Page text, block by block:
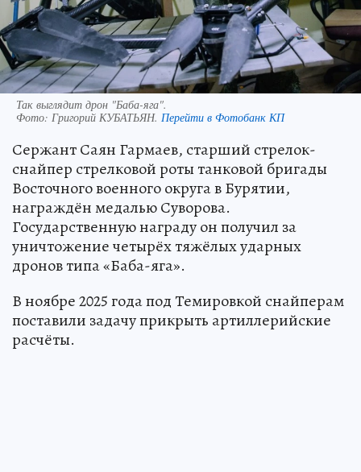
Так выглядит дрон "Баба-яга".
Фото: Григорий КУБАТЬЯН. Перейти в Фотобанк КП
Сержант Саян Гармаев, старший стрелок-
снайпер стрелковой роты танковой бригады
Восточного военного округа в Бурятии,
награждён медалью Суворова.
Государственную награду он получил за
уничтожение четырёх тяжёлых ударных
дронов типа «Баба-яга».
В ноябре 2025 года под Темировкой снайперам
поставили задачу прикрыть артиллерийские
расчёты.